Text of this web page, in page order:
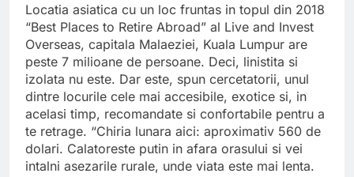
Locatia asiatica cu un loc fruntas in topul din 2018
“Best Places to Retire Abroad” al Live and Invest
Overseas, capitala Malaeziei, Kuala Lumpur are
peste 7 milioane de persoane. Deci, linistita si
izolata nu este. Dar este, spun cercetatorii, unul
dintre locurile cele mai accesibile, exotice si, in
acelasi timp, recomandate si confortabile pentru a
te retrage. “Chiria lunara aici: aproximativ 560 de
dolari. Calatoreste putin in afara orasului si vei
intalni asezarile rurale, unde viata este mai lenta.